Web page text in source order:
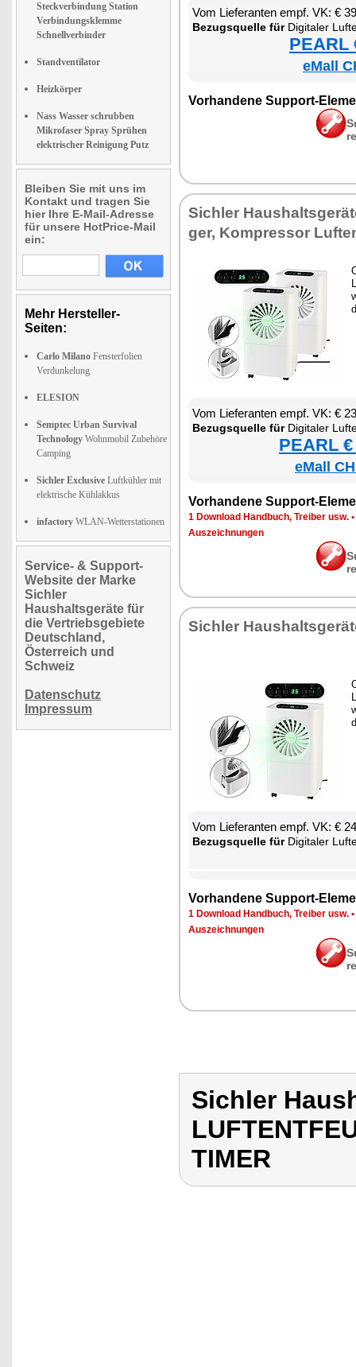
Steckverbindung Station
Verbindungsklemme
Schnellverbinder
Standventilator
Heizkörper
Nass Wasser schrubben
Mikrofaser Spray Sprühen
elektrischer Reinigung Putz
Bleiben Sie mit uns im
Kontakt und tragen Sie
hier Ihre E-Mail-Adresse
für unsere HotPrice-Mail
ein:
Mehr Hersteller-
Seiten:
Carlo Milano Fensterfolien
Verdunkelung
ELESION
Semptec Urban Survival
Technology Wohnmobil Zubehöre
Camping
Sichler Exclusive Luftkühler mit
elektrische Kühlakkus
infactory WLAN-Wetterstationen
Service- & Support-
Website der Marke
Sichler
Haushaltsgeräte für
die Vertriebsgebiete
Deutschland,
Österreich und
Schweiz
Datenschutz
Impressum
Vom Lie­fe­ran­ten empf. VK: €
Be­zugs­quel­le fürDi­gi­ta­ler
PEARL
eMall
Vor­han­de­ne Sup­port-
Sich­ler
ger, Kom­pres­sor
Vom Lie­fe­ran­ten empf. VK: €
Be­zugs­quel­le fürDi­gi­ta­ler
PEARL
eMall
Vor­han­de­ne Sup­port-
1 Down­load Hand­buch, Trei­ber usw. •
Aus­zeich­nun­gen
Sich­ler
Vom Lie­fe­ran­ten empf. VK: €
Be­zugs­quel­le fürDi­gi­ta­ler
Vor­han­de­ne Sup­port-
1 Down­load Hand­buch, Trei­ber usw. •
Aus­zeich­nun­gen
Sichler
TIMER